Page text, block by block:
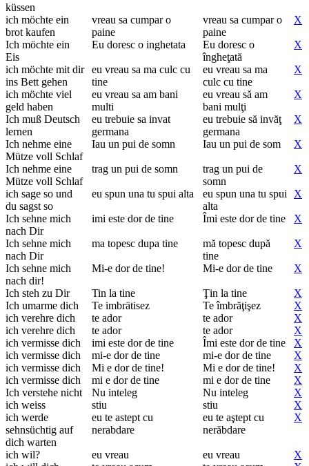
küssen
ich möchte ein
brot kaufen
vreau sa cumpar o
paine
vreau sa cumpar o
paine
X
Ich möchte ein
Eis
Eu doresc o inghetata
Eu doresc o
îngheţată
X
ich möchte mit dir
ins Bett gehen
eu vreau sa ma culc cu
tine
eu vreau sa ma
culc cu tine
X
ich möchte viel
geld haben
eu vreau sa am bani
multi
eu vreau să am
bani mulţi
X
Ich muß Deutsch
lernen
eu trebuie sa invat
germana
eu trebuie să invăţ
germana
X
Ich nehme eine
Mütze voll Schlaf
Iau un pui de somn Iau un pui de som X
Ich nehme eine
Mütze voll Schlaf
trag un pui de somn
trag un pui de
somn
X
ich sage so und
du sagst so
eu spun una tu spui alta
eu spun una tu spui
alta
X
Ich sehne mich
nach Dir
imi este dor de tine Îmi este dor de tine X
Ich sehne mich
nach Dir
ma topesc dupa tine
mă topesc după
tine
X
Ich sehne mich
nach dir!
Mi-e dor de tine! Mi-e dor de tine X
Ich steh zu Dir Tin la tine Ţin la tine
X
Ich umarme dich
Te imbrätisez Te îmbrăţişez
X
ich verehre dich
te ador te ador
X
ich verehre dich
te ador te ador
X
ich vermisse dich
imi este dor de tine Îmi este dor de tine
X
ich vermisse dich
mi-e dor de tine mi-e dor de tine
X
ich vermisse dich
Mi e dor de tine! Mi e dor de tine!
X
ich vermisse dich
mi e dor de tine mi e dor de tine
X
Ich verstehe nicht
Nu inteleg Nu inteleg
X
ich weiss
stiu stiu
X
ich werde
sehnsüchtig auf
dich warten
eu te astept cu
nerabdare
eu te aştept cu
nerăbdare
X
ich wil? eu vreau eu vreau
X